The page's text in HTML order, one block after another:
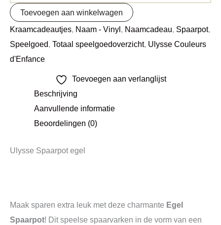
Toevoegen aan winkelwagen
Kraamcadeautjes, Naam - Vinyl, Naamcadeau, Spaarpot,
Speelgoed, Totaal speelgoedoverzicht, Ulysse Couleurs
d'Enfance
Toevoegen aan verlanglijst
Beschrijving
Aanvullende informatie
Beoordelingen (0)
Ulysse Spaarpot egel
Maak sparen extra leuk met deze charmante Egel
Spaarpot! Dit speelse spaarvarken in de vorm van een